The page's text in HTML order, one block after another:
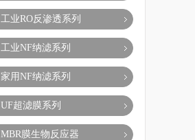
工业RO反渗透系列
工业NF纳滤系列
家用NF纳滤系列
UF超滤膜系列
MBR膜生物反应器